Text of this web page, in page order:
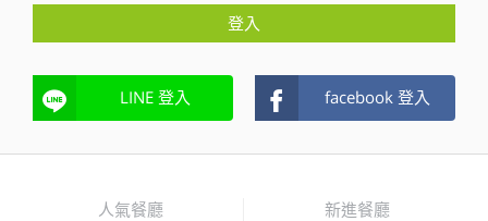
登入
LINE 登入 facebook 登入
人氣餐廳 新進餐廳